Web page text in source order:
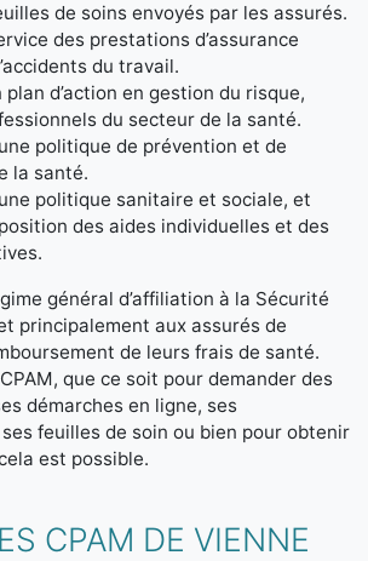
de soins envoyés par les assurés.
des prestations d’assurance
du travail.
d’action en gestion du risque,
du secteur de la santé.
politique de prévention et de
la santé.
politique sanitaire et sociale, et
des aides individuelles et des
général d’affiliation à la Sécurité
principalement aux assurés de
de leurs frais de santé.
que ce soit pour demander des
démarches en ligne, ses
feuilles de soin ou bien pour obtenir
est possible.
CPAM DE VIENNE